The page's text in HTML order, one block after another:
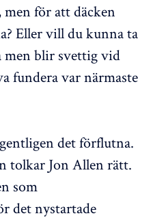
för att däcken
Eller vill du kunna ta
men blir svettig vid
fundera var närmaste
det förflutna.
tolkar Jon Allen rätt.
som
det nystartade